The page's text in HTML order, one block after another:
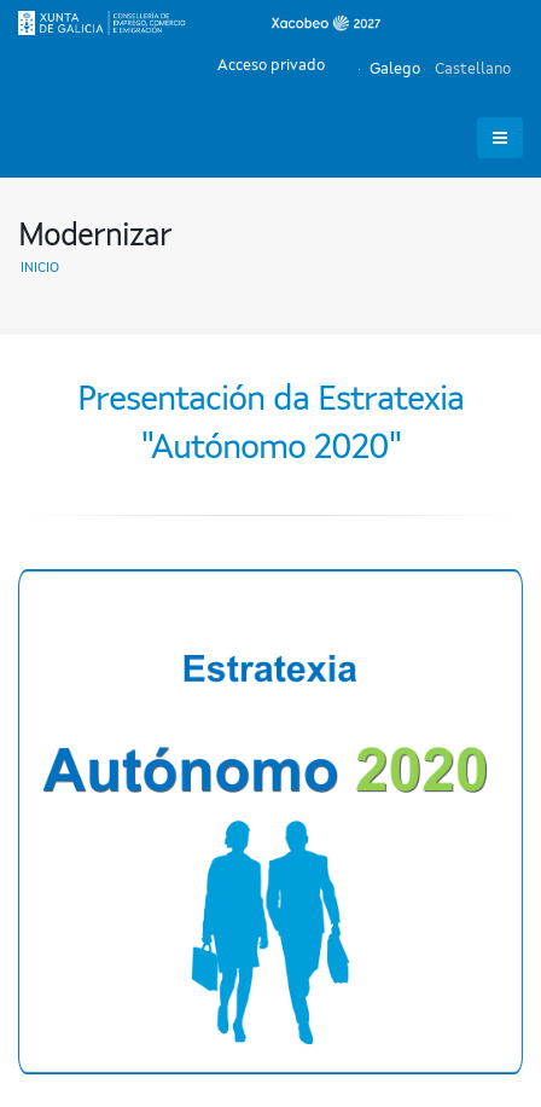
Galego Castellano
Acceso privado
Modernizar
INICIO
Presentación da Estratexia
"Autónomo 2020"